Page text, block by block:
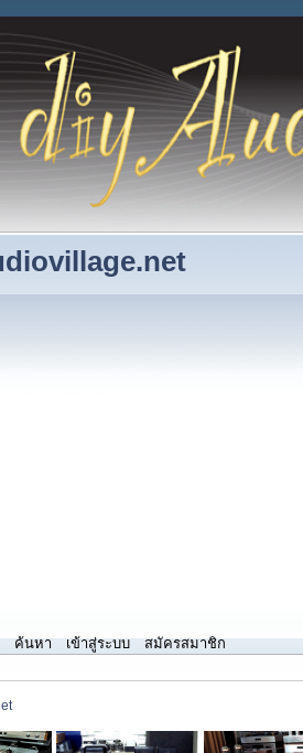
ค้นหา เข้าสู่ระบบ สมัครสมาชิก